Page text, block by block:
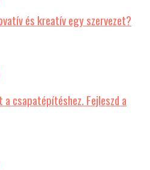
és kreatív egy szervezet?
csapatépítéshez. Fejleszd a